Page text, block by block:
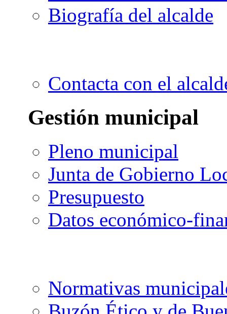
Biografía del alcalde
Contacta con el
Gestión municipal
Pleno municipal
Junta de Gobierno
Presupuesto
Datos económico-
Normativas